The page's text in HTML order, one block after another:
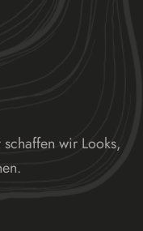
wir Looks,